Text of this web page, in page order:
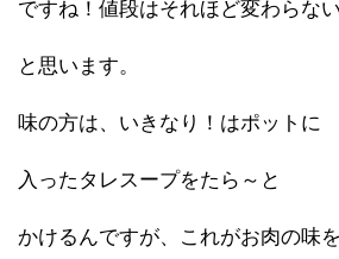
ですね！値段はそれほど変わらない
と思います。
味の方は、いきなり！はポットに
入ったタレスープをたら～と
かけるんですが、これがお肉の味を